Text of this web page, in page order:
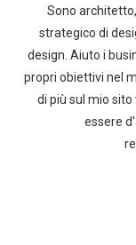
Sono
strategico di
design. Aiuto i
propri obiettivi nel
di più sul mio
essere